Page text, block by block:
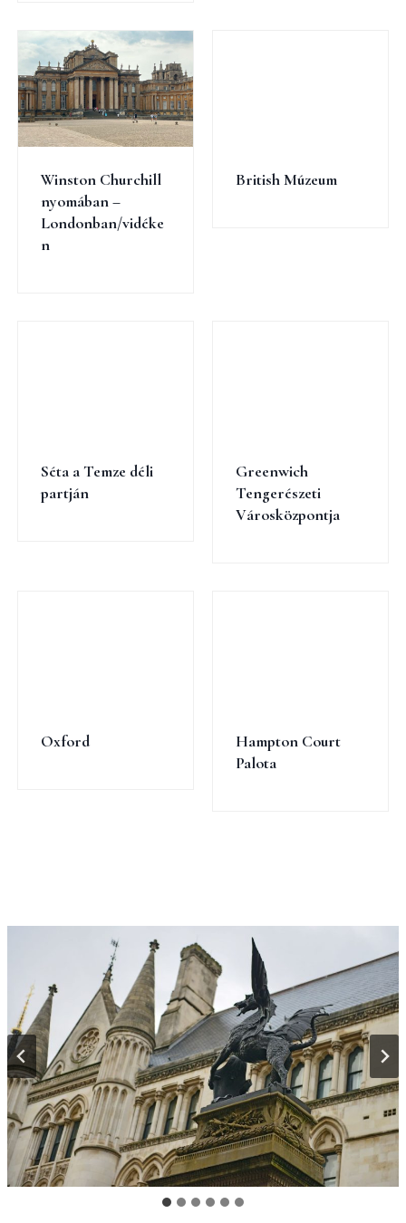
Winston Churchill
nyomában –
Londonban/vidéke
n
British Múzeum
Séta a Temze déli
partján
Greenwich
Tengerészeti
Városközpontja
Oxford
Hampton Court
Palota